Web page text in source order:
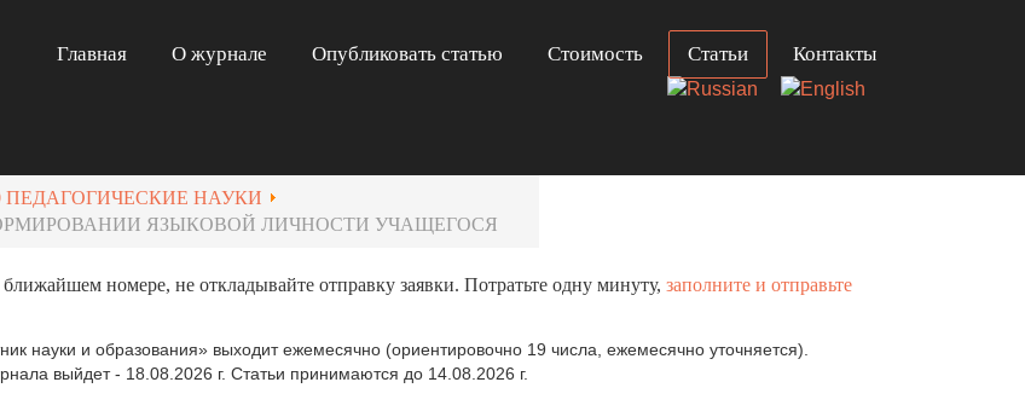
Главная О журнале Опубликовать статью Стоимость Статьи Контакты
ПЕДАГОГИЧЕСКИЕ НАУКИ
ЯЗЫКОВОЙ ЛИЧНОСТИ УЧАЩЕГОСЯ
номере, не откладывайте отправку заявки. Потратьте одну минуту, заполните и отправьте
науки и образования» выходит ежемесячно (ориентировочно 19 числа, ежемесячно уточняется).
выйдет - 18.08.2026 г. Статьи принимаются до 14.08.2026 г.